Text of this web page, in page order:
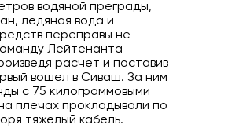
водяной преграды,
ледяная вода и
переправы не
Лейтенанта
расчет и поставив
вошел в Сиваш. За ним
с 75 килограммовыми
плечах прокладывали по
тяжелый кабель.